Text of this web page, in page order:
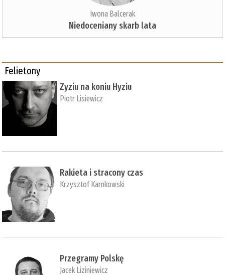
Iwona Balcerak
Niedoceniany skarb lata
Felietony
Zyziu na koniu Hyziu
Piotr Lisiewicz
Rakieta i stracony czas
Krzysztof Karnkowski
Przegramy Polskę
Jacek Liziniewicz